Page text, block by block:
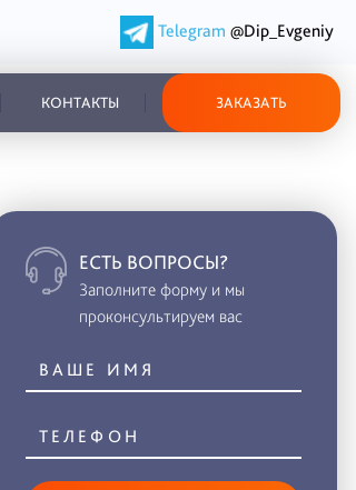
Telegram @Dip_Evgeniy
КОНТАКТЫ ЗАКАЗАТЬ
ЕСТЬ ВОПРОСЫ?
Заполните форму и мы
проконсультируем вас